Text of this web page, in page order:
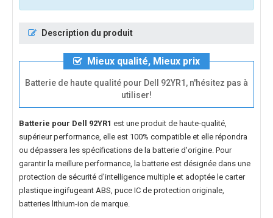
Description du produit
Mieux qualité, Mieux prix
Batterie de haute qualité pour Dell 92YR1, n'hésitez pas à
utiliser!
Batterie pour Dell 92YR1 est une produit de haute-qualité,
supérieur performance, elle est 100% compatible et elle répondra
ou dépassera les spécifications de la batterie d'origine. Pour
garantir la meillure performance, la batterie est désignée dans une
protection de sécurité d'intelligence multiple et adoptée le carter
plastique ingifugeant ABS, puce IC de protection originale,
batteries lithium-ion de marque.